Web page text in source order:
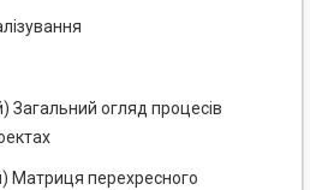
Загальний огляд процесів
Матриця перехресного